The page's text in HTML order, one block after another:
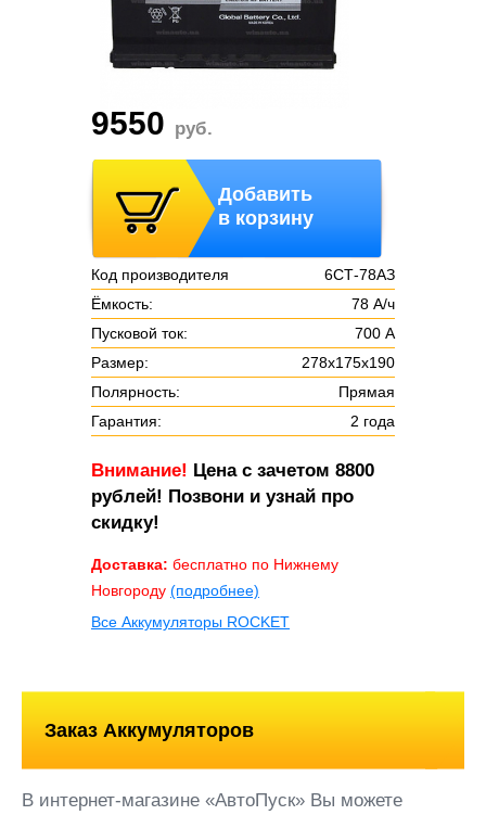
9550 руб.
Добавить
в корзину
Код производителя
6СТ-78АЗ
Ёмкость:
78 А/ч
Пусковой ток:
700 А
Размер:
278x175x190
Полярность:
Прямая
Гарантия:
2 года
Внимание! Цена с зачетом 8800
рублей! Позвони и узнай про
скидку!
Доставка: бесплатно по Нижнему
Новгороду (подробнее)
Все Аккумуляторы ROCKET
Заказ Аккумуляторов
В интернет-магазине «АвтоПуск» Вы можете